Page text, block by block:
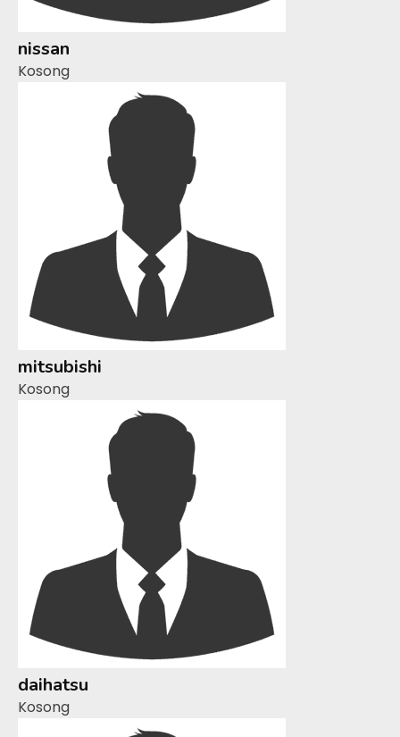
nissan
Kosong
mitsubishi
Kosong
daihatsu
Kosong